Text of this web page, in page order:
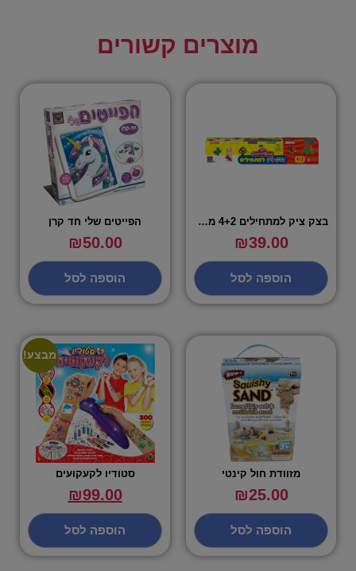
מוצרים קשורים
בצק ציק למתחילים 4+2 מכלי בצק
₪39.00
הוספה לסל
הפייטים שלי חד קרן
₪50.00
הוספה לסל
מזוודת חול קינטי
₪25.00
הוספה לסל
מבצע!
סטודיו לקעקועים
₪99.00
הוספה לסל